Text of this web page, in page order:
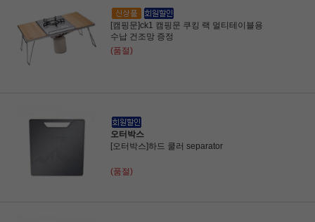
[캠핑문]ck1 캠핑문 쿠킹 랙 멀티테이블용
수납 건조망 증정
(품절)
오터박스
[오터박스]하드 쿨러 separator
(품절)